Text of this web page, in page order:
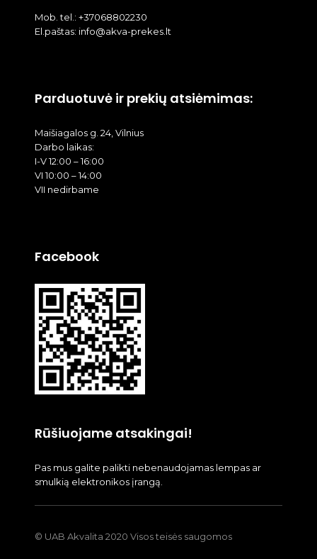
Mob. tel.: +37068802230
El.paštas: info@akva-prekes.lt
Parduotuvė ir prekių atsiėmimas:
Maišiagalos g. 24, Vilnius
Darbo laikas:
I-V 12:00 – 16:00
VI 10:00 – 14:00
VII nedirbame
Facebook
Rūšiuojame atsakingai!
Pas mus galite palikti nebenaudojamas lempas ar
smulkią elektronikos įrangą.
© UAB Akvalita 2020 Visos teisės saugomos